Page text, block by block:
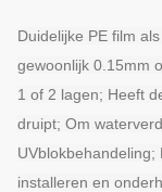
Duidelijke PE film
gewoonlijk 0.15mm
1 of 2 lagen; Heeft
druipt; Om
UVblokbehandeling;
installeren en